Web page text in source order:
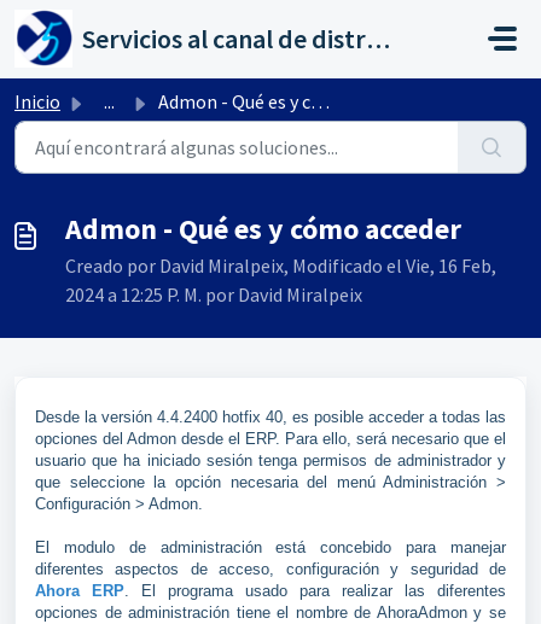
Saltar al contenido principal
Servicios al canal de distribución de AHORA
Inicio ... Admon - Qué es y cómo acceder
Admon - Qué es y cómo acceder
Creado por David Miralpeix, Modificado el Vie, 16 Feb,
2024 a 12:25 P. M. por David Miralpeix
Desde la versión 4.4.2400 hotfix 40, es posible acceder a todas las
opciones del Admon desde el ERP. Para ello, será necesario que el
usuario que ha iniciado sesión tenga permisos de administrador y
que seleccione la opción necesaria del menú Administración >
Configuración > Admon.
El modulo de administración está concebido para manejar
diferentes aspectos de acceso, configuración y seguridad de
Ahora ERP. El programa usado para realizar las diferentes
opciones de administración tiene el nombre de AhoraAdmon y se